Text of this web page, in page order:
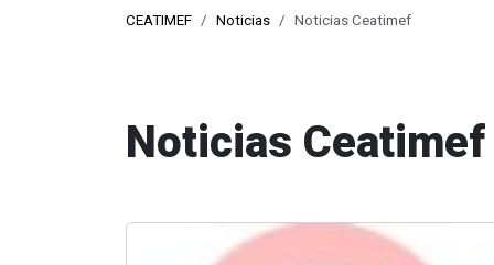
CEATIMEF Noticias Noticias Ceatimef
Noticias Ceatimef